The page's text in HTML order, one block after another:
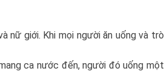
nữ giới. Khi mọi người ăn uống và trò
ca nước đến, người đó uống một